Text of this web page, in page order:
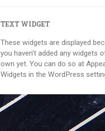
TEXT WIDGET
These widgets are displayed
you haven't added any widgets
own yet. You can do so at
Widgets in the WordPress